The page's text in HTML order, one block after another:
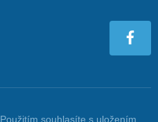
Použitím souhlasíte s uložením